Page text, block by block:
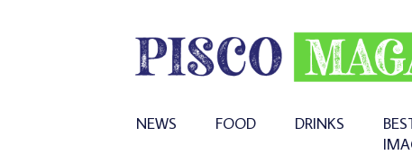
NEWS FOOD DRINKS